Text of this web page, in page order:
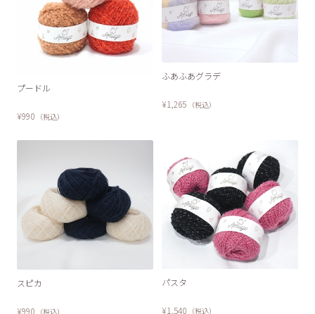
プードル
¥990 （税込）
ふあふあグラデ
¥1,265 （税込）
スピカ
¥990 （税込）
パスタ
¥1,540 （税込）